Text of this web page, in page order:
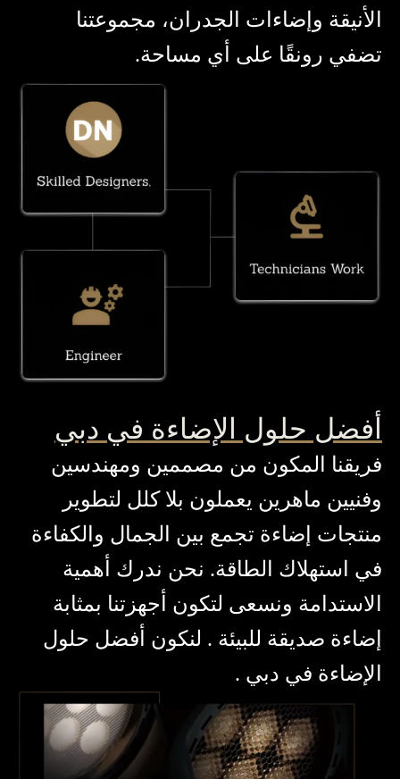
الأنيقة وإضاءات الجدران، مجموعتنا
تضفي رونقًا على أي مساحة.
أفضل حلول الإضاءة في دبي
فريقنا المكون من مصممين ومهندسين
وفنيين ماهرين يعملون بلا كلل لتطوير
منتجات إضاءة تجمع بين الجمال والكفاءة
في استهلاك الطاقة. نحن ندرك أهمية
الاستدامة ونسعى لتكون أجهزتنا بمثابة
إضاءة صديقة للبيئة . لنكون أفضل حلول
الإضاءة في دبي .